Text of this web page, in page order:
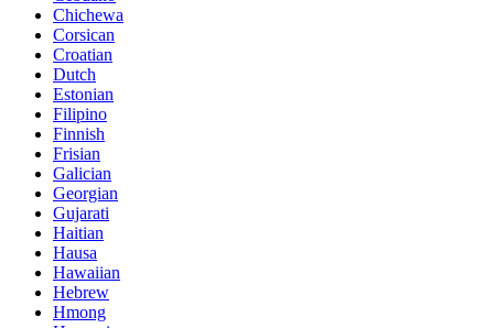
Chichewa
Corsican
Croatian
Dutch
Estonian
Filipino
Finnish
Frisian
Galician
Georgian
Gujarati
Haitian
Hausa
Hawaiian
Hebrew
Hmong